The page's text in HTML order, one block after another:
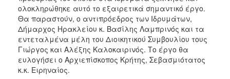
2015
2012
2011
ολοκληρώθηκε αυτό το εξαιρετικά σημαντικό έργο.
Θα παραστούν, ο αντιπρόεδρος των Ιδρυμάτων,
Δήμαρχος Ηρακλείου κ. Βασίλης Λαμπρινός και τα
εντεταλμένα μέλη του Διοικητικού Συμβουλίου τους
Γιώργος και Αλέξης Καλοκαιρινός. Το έργο θα
ευλογήσει ο Αρχιεπίσκοπος Κρήτης, Σεβασμιότατος
κ.κ. Ειρηναίος.